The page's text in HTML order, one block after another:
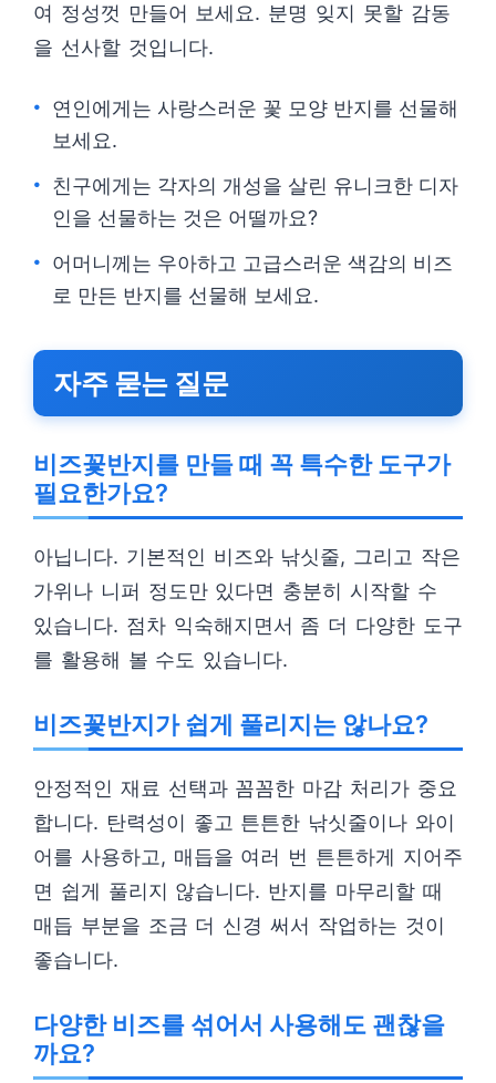
여 정성껏 만들어 보세요. 분명 잊지 못할 감동
을 선사할 것입니다.
연인에게는 사랑스러운 꽃 모양 반지를 선물해
보세요.
친구에게는 각자의 개성을 살린 유니크한 디자
인을 선물하는 것은 어떨까요?
어머니께는 우아하고 고급스러운 색감의 비즈
로 만든 반지를 선물해 보세요.
자주 묻는 질문
비즈꽃반지를 만들 때 꼭 특수한 도구가
필요한가요?
아닙니다. 기본적인 비즈와 낚싯줄, 그리고 작은
가위나 니퍼 정도만 있다면 충분히 시작할 수
있습니다. 점차 익숙해지면서 좀 더 다양한 도구
를 활용해 볼 수도 있습니다.
비즈꽃반지가 쉽게 풀리지는 않나요?
안정적인 재료 선택과 꼼꼼한 마감 처리가 중요
합니다. 탄력성이 좋고 튼튼한 낚싯줄이나 와이
어를 사용하고, 매듭을 여러 번 튼튼하게 지어주
면 쉽게 풀리지 않습니다. 반지를 마무리할 때
매듭 부분을 조금 더 신경 써서 작업하는 것이
좋습니다.
다양한 비즈를 섞어서 사용해도 괜찮을
까요?